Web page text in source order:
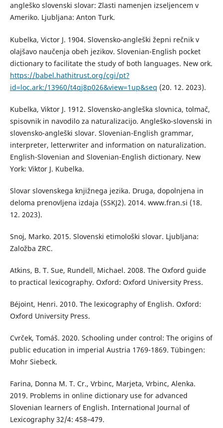
angleško slovenski slovar: Zlasti namenjen izseljencem v
Ameriko. Ljubljana: Anton Turk.
Kubelka, Victor J. 1904. Slovensko-angleški žepni rečnik v
olajšavo naučenja obeh jezikov. Slovenian-English pocket
dictionary to facilitate the study of both languages. New ork.
https://babel.hathitrust.org/cgi/pt?
id=loc.ark:/13960/t4qj8p026&view=1up&seq (20. 12. 2023).
Kubelka, Viktor J. 1912. Slovensko-angleška slovnica, tolmač,
spisovnik in navodilo za naturalizacijo. Angleško-slovenski in
slovensko-angleški slovar. Slovenian-English grammar,
interpreter, letterwriter and information on naturalization.
English-Slovenian and Slovenian-English dictionary. New
York: Viktor J. Kubelka.
Slovar slovenskega knjižnega jezika. Druga, dopolnjena in
deloma prenovljena izdaja (SSKJ2). 2014. www.fran.si (18.
12. 2023).
Snoj, Marko. 2015. Slovenski etimološki slovar. Ljubljana:
Založba ZRC.
Atkins, B. T. Sue, Rundell, Michael. 2008. The Oxford guide
to practical lexicography. Oxford: Oxford University Press.
Béjoint, Henri. 2010. The lexicography of English. Oxford:
Oxford University Press.
Cvrček, Tomáš. 2020. Schooling under control: The origins of
public education in imperial Austria 1769-1869. Tübingen:
Mohr Siebeck.
Farina, Donna M. T. Cr., Vrbinc, Marjeta, Vrbinc, Alenka.
2019. Problems in online dictionary use for advanced
Slovenian learners of English. International Journal of
Lexicography 32/4: 458–479.